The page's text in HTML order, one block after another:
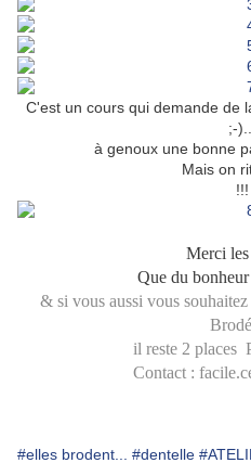
C'est un cours qui demande de
;-)...
à genoux une bonne
Mais on
!!!
Merci
Que du
& si vous aussi vous
il reste 2 places
Contact :
#elles brodent... #dentelle